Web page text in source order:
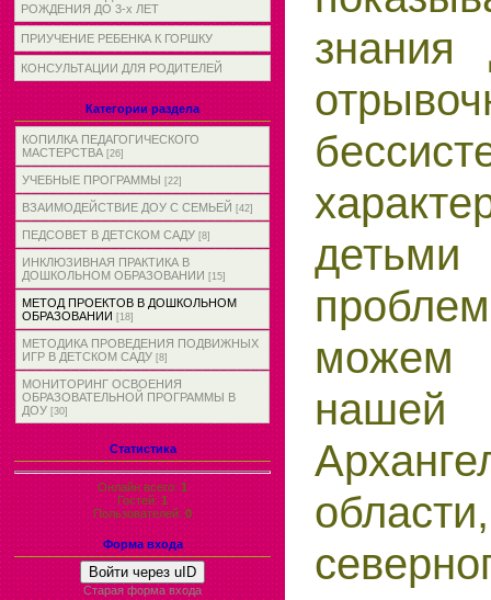
РОЖДЕНИЯ ДО 3-х ЛЕТ
ПРИУЧЕНИЕ РЕБЕНКА К ГОРШКУ
КОНСУЛЬТАЦИИ ДЛЯ РОДИТЕЛЕЙ
Категории раздела
КОПИЛКА ПЕДАГОГИЧЕСКОГО
МАСТЕРСТВА [26]
УЧЕБНЫЕ ПРОГРАММЫ [22]
ВЗАИМОДЕЙСТВИЕ ДОУ С СЕМЬЕЙ [42]
ПЕДСОВЕТ В ДЕТСКОМ САДУ [8]
ИНКЛЮЗИВНАЯ ПРАКТИКА В
ДОШКОЛЬНОМ ОБРАЗОВАНИИ [15]
МЕТОД ПРОЕКТОВ В ДОШКОЛЬНОМ
ОБРАЗОВАНИИ [18]
МЕТОДИКА ПРОВЕДЕНИЯ ПОДВИЖНЫХ
ИГР В ДЕТСКОМ САДУ [8]
МОНИТОРИНГ ОСВОЕНИЯ
ОБРАЗОВАТЕЛЬНОЙ ПРОГРАММЫ В
ДОУ [30]
Статистика
Онлайн всего:1
Гостей:1
Пользователей:0
Форма входа
Войти через uID
Старая форма входа
знания
нашей